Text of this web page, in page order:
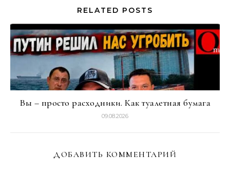
RELATED POSTS
Вы – просто расходники. Как туалетная бумага
09.08.2026
ДОБАВИТЬ КОММЕНТАРИЙ